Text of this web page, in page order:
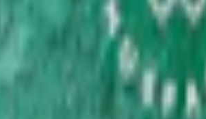
30-pack 29,61 kr/st 50-pack 1